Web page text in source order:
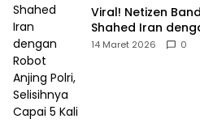
Viral! Netizen
Shahed Iran
Selisihnya Capai 5
14 Maret 2026 0